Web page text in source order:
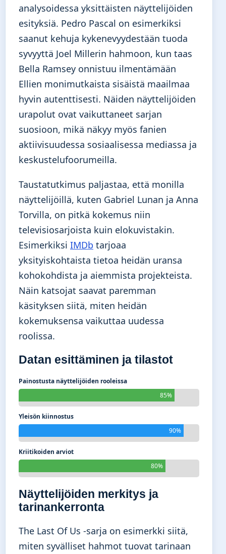
analysoidessa yksittäisten näyttelijöiden
esityksiä. Pedro Pascal on esimerkiksi
saanut kehuja kykenevyydestään tuoda
syvyyttä Joel Millerin hahmoon, kun taas
Bella Ramsey onnistuu ilmentämään
Ellien monimutkaista sisäistä maailmaa
hyvin autenttisesti. Näiden näyttelijöiden
urapolut ovat vaikuttaneet sarjan
suosioon, mikä näkyy myös fanien
aktiivisuudessa sosiaalisessa mediassa ja
keskustelufoorumeilla.
Taustatutkimus paljastaa, että monilla
näyttelijöillä, kuten Gabriel Lunan ja Anna
Torvilla, on pitkä kokemus niin
televisiosarjoista kuin elokuvistakin.
Esimerkiksi IMDb tarjoaa
yksityiskohtaista tietoa heidän uransa
kohokohdista ja aiemmista projekteista.
Näin katsojat saavat paremman
käsityksen siitä, miten heidän
kokemuksensa vaikuttaa uudessa
roolissa.
Datan esittäminen ja tilastot
Painostusta näyttelijöiden rooleissa
85%
Yleisön kiinnostus
90%
Kriitikoiden arviot
80%
Näyttelijöiden merkitys ja
tarinankerronta
The Last Of Us -sarja on esimerkki siitä,
miten syvälliset hahmot tuovat tarinaan